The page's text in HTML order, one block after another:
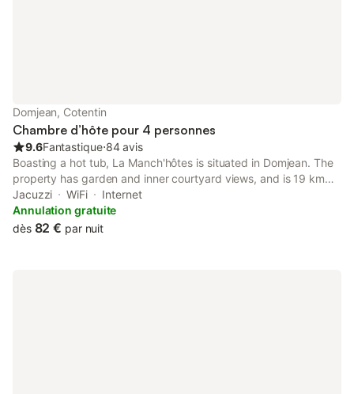
Domjean, Cotentin
Chambre d’hôte pour 4 personnes
9.6Fantastique⋅84 avis
Boasting a hot tub, La Manch'hôtes is situated in Domjean. The
property has garden and inner courtyard views, and is 19 km
from Haras National. There is a sun terrace and guests can
make use of free WiFi and free private parking.
Jacuzzi WiFi
Internet
Annulation gratuite
dès 82 € par nuit